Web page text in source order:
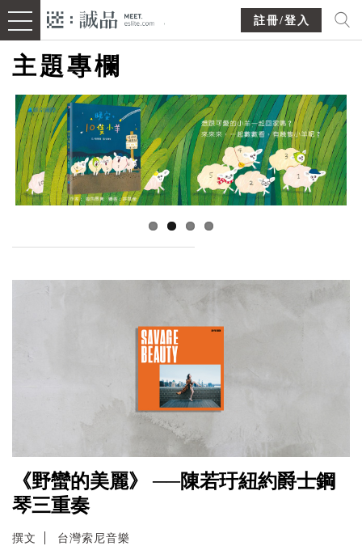
註冊/登入
主題專欄
《野蠻的美麗》 ──陳若玗紐約爵士鋼
琴三重奏
撰文 台灣索尼音樂